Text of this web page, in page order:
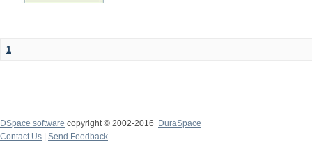
1
DSpace software copyright © 2002-2016
DuraSpace
Contact Us
Send Feedback